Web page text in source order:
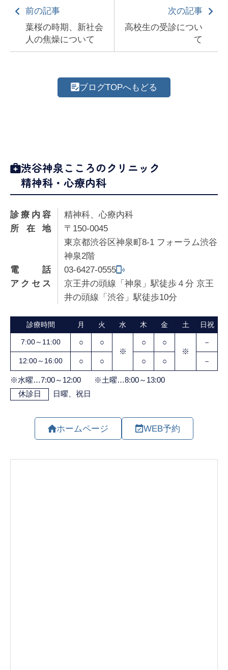
前の記事
葉桜の時期、新社会
人の焦燥について
次の記事
高校生の受診につい
て
ブログTOPへもどる
渋谷神泉こころのクリニック
精神科・心療内科
診療内容
精神科、心療内科
所在地
〒150-0045
東京都渋谷区神泉町8-1 フォーラム渋谷
神泉2階
電話
03-6427-0555
アクセス
京王井の頭線「神泉」駅徒歩４分 京王
井の頭線「渋谷」駅徒歩10分
ホームページ WEB予約